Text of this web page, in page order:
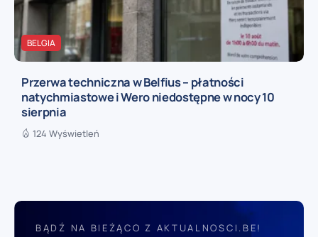
BELGIA
Przerwa techniczna w Belfius – płatności
natychmiastowe i Wero niedostępne w nocy 10
sierpnia
124 Wyświetleń
BĄDŹ NA BIEŻĄCO Z AKTUALNOSCI.BE!